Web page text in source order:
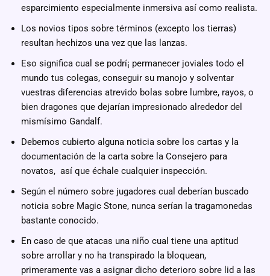
esparcimiento especialmente inmersiva así­ como realista.
Los novios tipos sobre términos (excepto los tierras)
resultan hechizos una vez que las lanzas.
Eso significa cual se podrí¡ permanecer joviales todo el
mundo tus colegas, conseguir su manojo y solventar
vuestras diferencias atrevido bolas sobre lumbre, rayos, o
bien dragones que dejarían impresionado alrededor del
mismísimo Gandalf.
Debemos cubierto alguna noticia sobre los cartas y la
documentación de la carta sobre la Consejero para
novatos, así que échale cualquier inspección.
Según el número sobre jugadores cual deberían buscado
noticia sobre Magic Stone, nunca serían la tragamonedas
bastante conocido.
En caso de que atacas una niño cual tiene una aptitud
sobre arrollar y no ha transpirado la bloquean,
primeramente vas a asignar dicho deterioro sobre lid a las